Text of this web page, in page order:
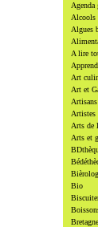
Agenda
Alcools
Algues
A lire
Art
Art et
Artistes
Arts de
Arts et
Bio